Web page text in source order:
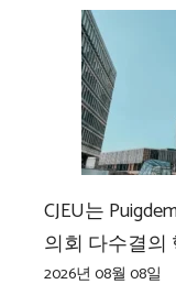
CJEU는
의회 다수결의
2026년 08월 08일